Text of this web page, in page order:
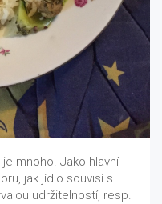
mnoho. Jako hlavní
jak jídlo souvisí s
udržitelností, resp.